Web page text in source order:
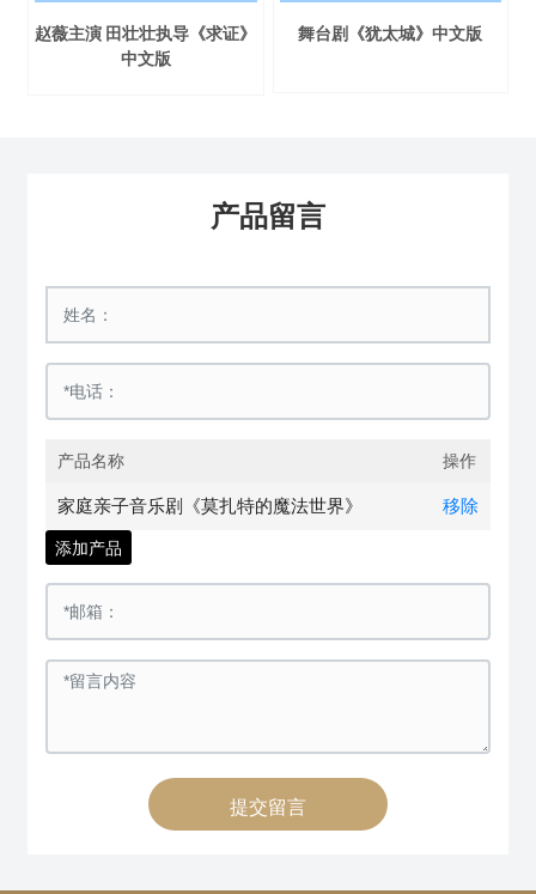
赵薇主演 田壮壮执导《求证》
中文版
舞台剧《犹太城》中文版
产品留言
产品名称 操作
家庭亲子音乐剧《莫扎特的魔法世界》 移除
添加产品
提交留言